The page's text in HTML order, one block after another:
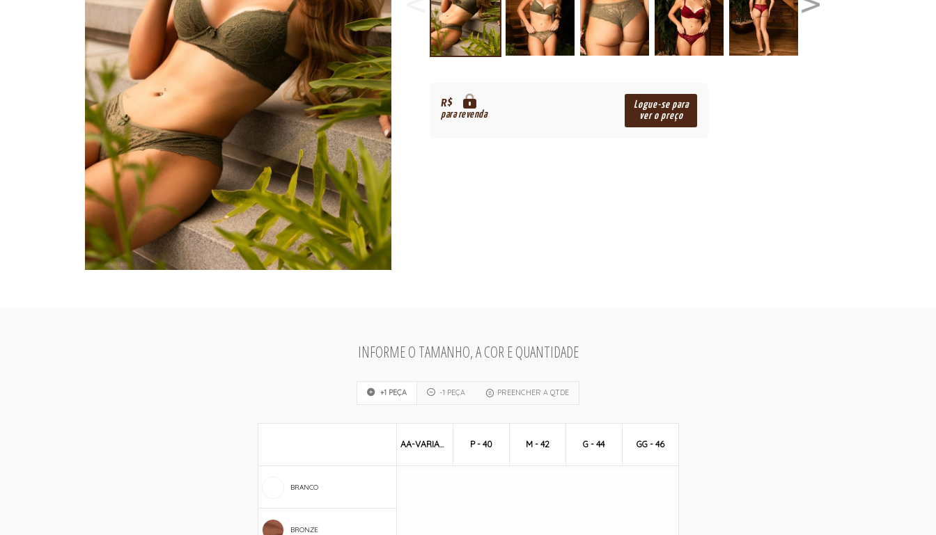
R$
para revenda
Logue-se para
ver o preço
INFORME O TAMANHO, A COR E QUANTIDADE
+1 PEÇA -1 PEÇA PREENCHER A QTDE
BRANCO
BRONZE
AA-VARIADO P - 40 M - 42 G - 44 GG - 46